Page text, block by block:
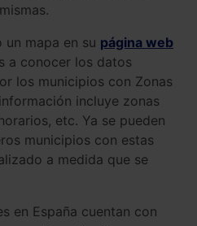
un mapa en su página web
a conocer los datos
los municipios con Zonas
incluye zonas
etc. Ya se pueden
municipios con estas
a medida que se
en España cuentan con